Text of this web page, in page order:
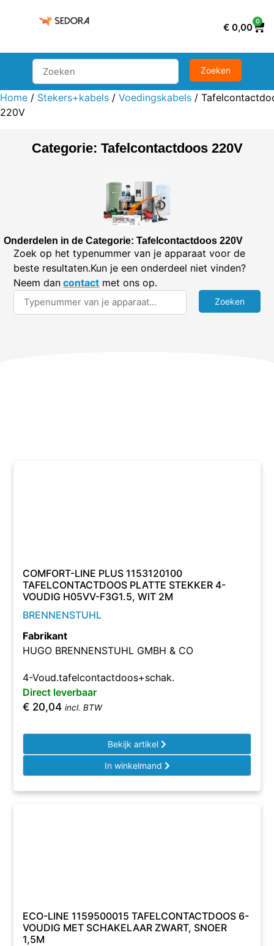
€ 0,00
0
Home / Stekers+kabels / Voedingskabels /
220V
Categorie: Tafelcontactdoos 220V
Onderdelen in de Categorie: Tafelcontactdoos 220V
Zoek op het typenummer van je apparaat voor de
beste resultaten.Kun je een onderdeel niet vinden?
Neem dan contact met ons op.
COMFORT-LINE PLUS 1153120100
TAFELCONTACTDOOS PLATTE STEKKER 4-
VOUDIG H05VV-F3G1.5, WIT 2M
BRENNENSTUHL
Fabrikant
HUGO BRENNENSTUHL GMBH & CO
4-Voud.tafelcontactdoos+schak.
Direct leverbaar
€ 20,04 incl. BTW
Bekijk artikel
In winkelmand
ECO-LINE 1159500015 TAFELCONTACTDOOS 6-
VOUDIG MET SCHAKELAAR ZWART, SNOER
1,5M